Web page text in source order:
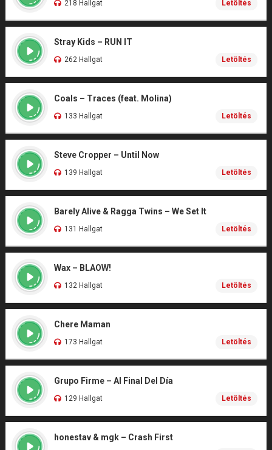
218 Hallgat Letöltés
Stray Kids – RUN IT
262 Hallgat Letöltés
Coals – Traces (feat. Molina)
133 Hallgat Letöltés
Steve Cropper – Until Now
139 Hallgat Letöltés
Barely Alive & Ragga Twins – We Set It
131 Hallgat Letöltés
Wax – BLAOW!
132 Hallgat Letöltés
Chere Maman
173 Hallgat Letöltés
Grupo Firme – Al Final Del Día
129 Hallgat Letöltés
honestav & mgk – Crash First